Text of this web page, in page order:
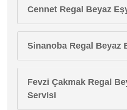
Cennet Regal Beyaz
Sinanoba Regal Beyaz
Fevzi Çakmak Regal
Servisi